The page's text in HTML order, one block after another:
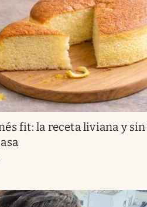
fit: la receta liviana y sin